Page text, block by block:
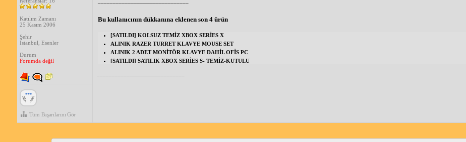
Katılım Zamanı
25 Kasım 2006
Şehir
İstanbul, Esenler
Durum
Forumda değil
Tüm Başarılarını Gör
Bu kullanıcının dükkanına eklenen son 4 ürün
[SATILDI] KOLSUZ TEMİZ XBOX SERİES X
ALINIK RAZER TURRET KLAVYE MOUSE SET
ALINIK 2 ADET MONİTÖR KLAVYE DAHİL OFİS PC
[SATILDI] SATILIK XBOX SERİES S- TEMİZ-KUTULU